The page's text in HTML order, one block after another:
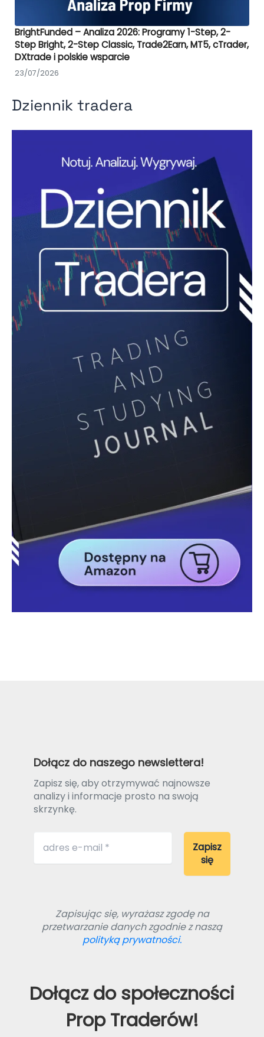
BrightFunded – Analiza 2026: Programy 1-Step, 2-
Step Bright, 2-Step Classic, Trade2Earn, MT5, cTrader,
DXtrade i polskie wsparcie
23/07/2026
Dziennik tradera
Dołącz do naszego newslettera!
Zapisz się, aby otrzymywać najnowsze
analizy i informacje prosto na swoją
skrzynkę.
Zapisując się, wyrażasz zgodę na
przetwarzanie danych zgodnie z naszą
polityką prywatności.
Dołącz do społeczności
Prop Traderów!